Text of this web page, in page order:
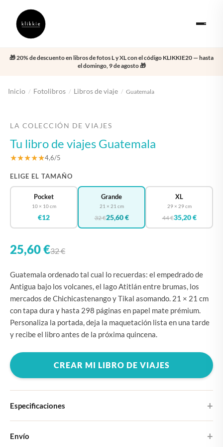
🎁 20% de descuento en libros de fotos L y XL con el código KLIKKIE20 — hasta
el domingo, 9 de agosto 🎁
Inicio / Fotolibros / Libros de viaje / Guatemala
LA COLECCIÓN DE VIAJES
Tu libro de viajes Guatemala
★★★★★4,6/5
ELIGE EL TAMAÑO
Pocket
10 × 10 cm
€12
Grande
21 × 21 cm
32 €25,60 €
XL
29 × 29 cm
44 €35,20 €
25,60 €32 €
Guatemala ordenado tal cual lo recuerdas: el empedrado de
Antigua bajo los volcanes, el lago Atitlán entre brumas, los
mercados de Chichicastenango y Tikal asomando. 21 × 21 cm
con tapa dura y hasta 298 páginas en papel mate prémium.
Personaliza la portada, deja la maquetación lista en una tarde
y recibe el libro antes de la próxima quincena.
CREAR MI LIBRO DE VIAJES
Especificaciones
Elige entre cuatro diseños de portada
Envío